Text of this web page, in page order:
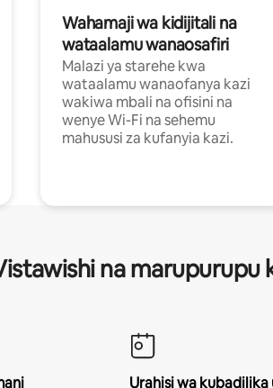
Wahamaji wa kidijitali na
wataalamu wanaosafiri
Malazi ya starehe kwa
wataalamu wanaofanya kazi
wakiwa mbali na ofisini na
wenye Wi-Fi na sehemu
mahususi za kufanyia kazi.
na marupurupu
Urahisi wa